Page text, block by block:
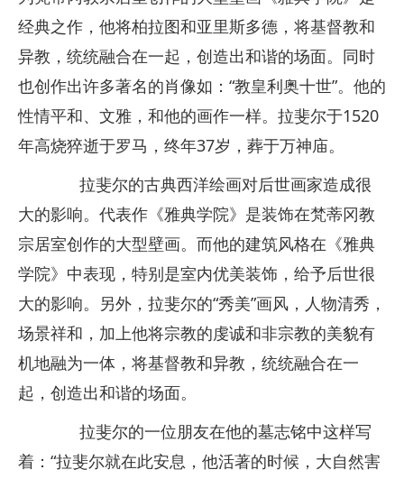
经典之作，他将柏拉图和亚里斯多德，将基督教和
异教，统统融合在一起，创造出和谐的场面。同时
也创作出许多著名的肖像如：“教皇利奥十世”。他的
性情平和、文雅，和他的画作一样。拉斐尔于1520
年高烧猝逝于罗马，终年37岁，葬于万神庙。
拉斐尔的古典西洋绘画对后世画家造成很
大的影响。代表作《雅典学院》是装饰在梵蒂冈教
宗居室创作的大型壁画。而他的建筑风格在《雅典
学院》中表现，特别是室内优美装饰，给予后世很
大的影响。另外，拉斐尔的“秀美”画风，人物清秀，
场景祥和，加上他将宗教的虔诚和非宗教的美貌有
机地融为一体，将基督教和异教，统统融合在一
起，创造出和谐的场面。
拉斐尔的一位朋友在他的墓志铭中这样写
着：“拉斐尔就在此安息，他活著的时候，大自然害